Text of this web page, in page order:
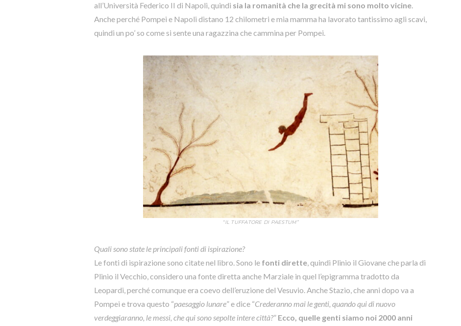
all’Università Federico II di Napoli, quindi sia la romanità che la grecità mi sono molto vicine.
Anche perché Pompei e Napoli distano 12 chilometri e mia mamma ha lavorato tantissimo agli scavi,
quindi un po’ so come si sente una ragazzina che cammina per Pompei.
“IL TUFFATORE DI PAESTUM”
Quali sono state le principali fonti di ispirazione?
Le fonti di ispirazione sono citate nel libro. Sono le fonti dirette, quindi Plinio il Giovane che parla di
Plinio il Vecchio, considero una fonte diretta anche Marziale in quel l’epigramma tradotto da
Leopardi, perché comunque era coevo dell’eruzione del Vesuvio. Anche Stazio, che anni dopo va a
Pompei e trova questo “paesaggio lunare” e dice “Crederanno mai le genti, quando qui di nuovo
verdeggiaranno, le messi, che qui sono sepolte intere città?” Ecco, quelle genti siamo noi 2000 anni